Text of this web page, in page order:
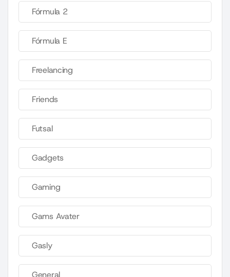
Fórmula 2
Fórmula E
Freelancing
Friends
Futsal
Gadgets
Gaming
Gams Avater
Gasly
General